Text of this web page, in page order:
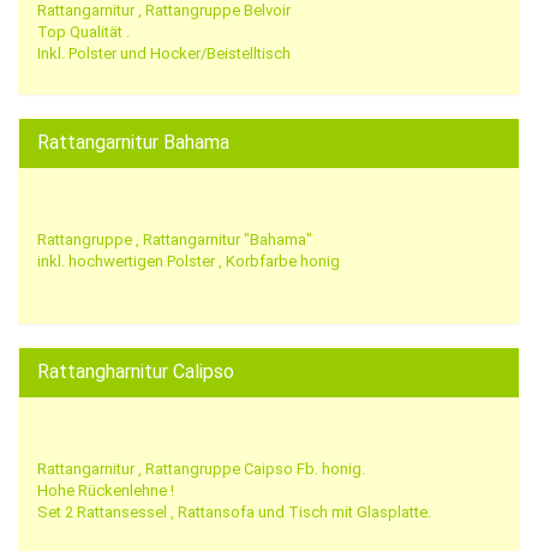
Rattangarnitur , Rattangruppe Belvoir
Top Qualität .
Inkl. Polster und Hocker/Beistelltisch
Rattangarnitur Bahama
Rattangruppe , Rattangarnitur "Bahama"
inkl. hochwertigen Polster , Korbfarbe honig
Rattangharnitur Calipso
Rattangarnitur , Rattangruppe Caipso Fb. honig.
Hohe Rückenlehne !
Set 2 Rattansessel , Rattansofa und Tisch mit Glasplatte.